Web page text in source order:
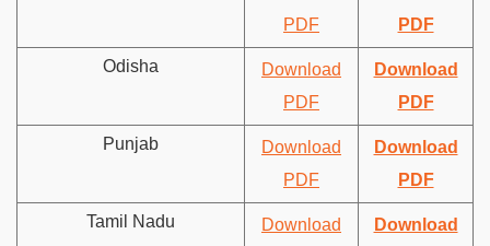
PDF
PDF
Odisha
Download
PDF
Download
PDF
Punjab
Download
PDF
Download
PDF
Tamil Nadu
Download
Download